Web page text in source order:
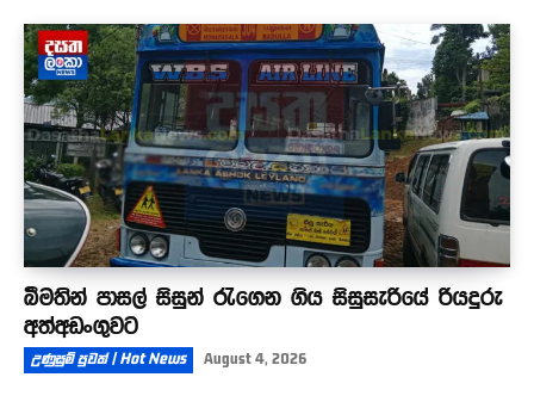
බීමතින් පාසල් සිසුන් රැගෙන ගිය සිසුසැරියේ රියදුරු
අත්අඩංගුවට
උණුසුම් පුවත් | Hot News August 4, 2026